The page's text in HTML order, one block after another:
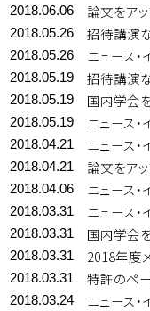
2018.06.06 論文をア
2018.05.26 招待講演
2018.05.26 ニュース
2018.05.19 招待講演
2018.05.19 国内学会
2018.05.19 ニュース
2018.04.21 ニュース
2018.04.21 論文をア
2018.04.06 ニュース
2018.03.31 ニュース
2018.03.31 国内学会
2018.03.31 2018年度
2018.03.31 特許のペ
2018.03.24 ニュース